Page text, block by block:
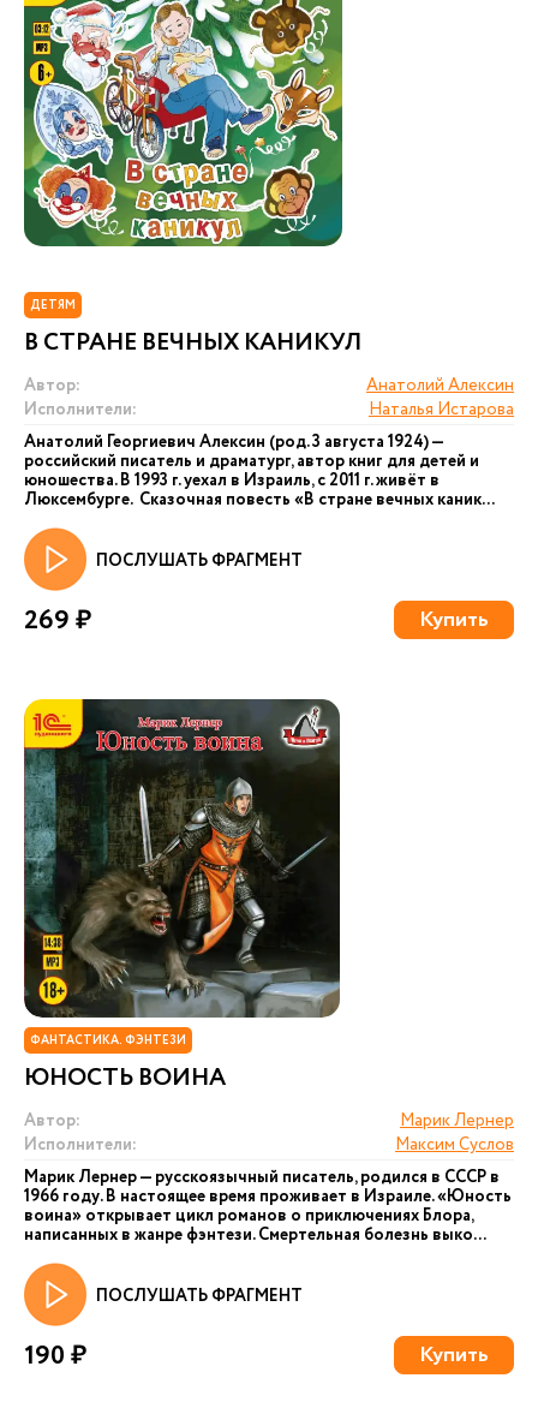
ДЕТЯМ
В СТРАНЕ ВЕЧНЫХ КАНИКУЛ
Автор:
Анатолий Алексин
Исполнители:
Наталья Истарова
Анатолий Георгиевич Алексин (род. 3 августа 1924) —
российский писатель и драматург, автор книг для детей и
юношества. В 1993 г. уехал в Израиль, с 2011 г. живёт в
Люксембурге. Сказочная повесть «В стране вечных каник...
ПОСЛУШАТЬ ФРАГМЕНТ
269 ₽ Купить
ФАНТАСТИКА. ФЭНТЕЗИ
ЮНОСТЬ ВОИНА
Автор:
Марик Лернер
Исполнители:
Максим Суслов
Марик Лернер — русскоязычный писатель, родился в СССР в
1966 году. В настоящее время проживает в Израиле. «Юность
воина» открывает цикл романов о приключениях Блора,
написанных в жанре фэнтези. Смертельная болезнь выко...
ПОСЛУШАТЬ ФРАГМЕНТ
190 ₽ Купить